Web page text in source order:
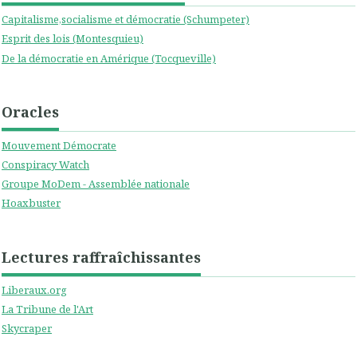
Capitalisme,socialisme et démocratie (Schumpeter)
Esprit des lois (Montesquieu)
De la démocratie en Amérique (Tocqueville)
Oracles
Mouvement Démocrate
Conspiracy Watch
Groupe MoDem - Assemblée nationale
Hoaxbuster
Lectures raffraîchissantes
Liberaux.org
La Tribune de l'Art
Skycraper